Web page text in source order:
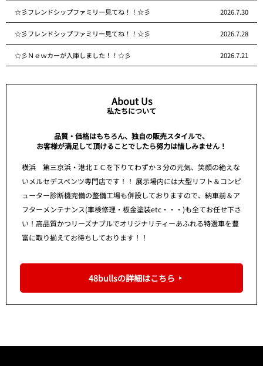
☆彡フレンドシップファミリー見てね！！☆彡 2026.7.30
☆彡フレンドシップファミリー見てね！！☆彡 2026.7.28
☆彡Ｎｅｗカーが入庫しました！！☆彡 2026.7.21
About Us
私たちについて
品質・価格はもちろん、独自の販売スタイルで、
お客様が満足して頂けることでしたら努力は惜しみません！
横浜 第三京浜・港北ＩＣを下りてわずか３分の元気、笑顔の絶えな
いメルセデスベンツ専門店です！！ 展示場内には大型リフト＆コンピ
ューター診断機完備の整備工場も併設しておりますので、納車前＆ア
フターメンテナンス(車検修理・板金塗装etc・・・)も全てお任せ下さ
い！高品質かつリーズナブルでオリジナリティーあふれる特選車を豊
富に取り揃えてお待ちしております！！
48bullsの詳細はこちら